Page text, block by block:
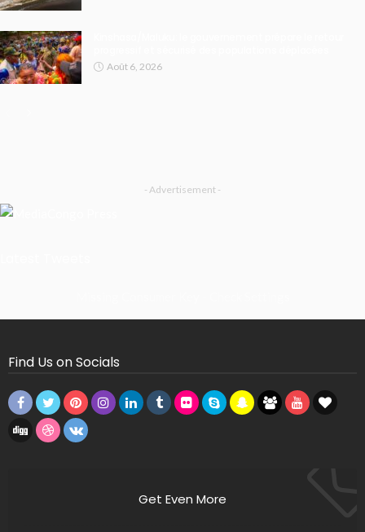
Août 6, 2026
- Advertisement -
Find Us on Socials
Get Even More